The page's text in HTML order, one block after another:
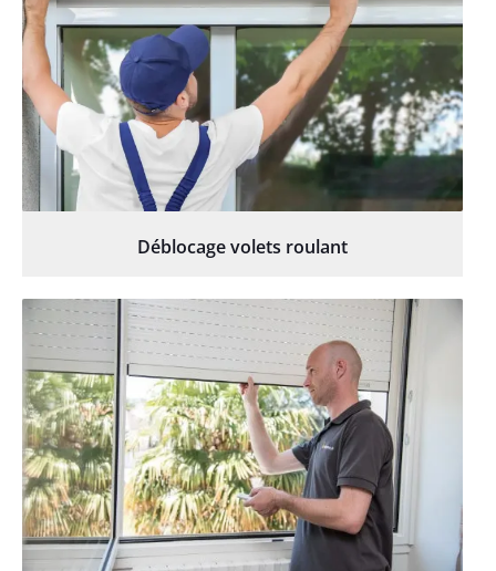
Déblocage volets roulant